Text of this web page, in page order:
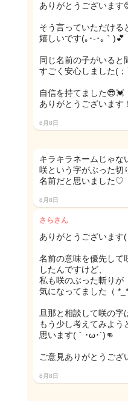
ありがとうございます
そう言っていただける
嬉しいです(｡･-･｡｀)💕
同じ名前の子がいると
すごく安心しました(
自信を持てました😎💓
ありがとうございます！
8月8日
キラキラネームじゃな
咲という字がぶった切
名前だと思いました♡
8月8日
さらさん
ありがとうございま
名前の意味を優先して
したんですけど、
私も咲のぶった斬りが
気になってました（ *_*
旦那と相談して咲の字
もう少し考えてみよう
思います(｀･ω･´)👊
ご意見ありがとうござ
8月8日